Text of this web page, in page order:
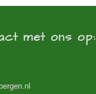
met ons op: